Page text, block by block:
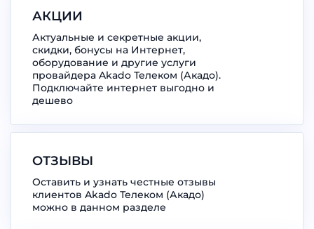
АКЦИИ
Актуальные и секретные акции,
скидки, бонусы на Интернет,
оборудование и другие услуги
провайдера Akado Телеком (Акадо).
Подключайте интернет выгодно и
дешево
ОТЗЫВЫ
Оставить и узнать честные отзывы
клиентов Akado Телеком (Акадо)
можно в данном разделе